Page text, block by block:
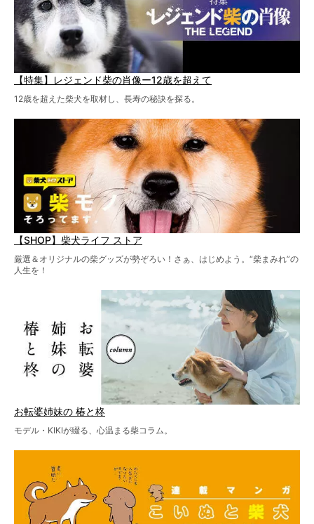
【特集】レジェンド柴の肖像ー12歳を超えて
12歳を超えた柴犬を取材し、長寿の秘訣を探る。
【SHOP】柴犬ライフ ストア
厳選＆オリジナルの柴グッズが勢ぞろい！さぁ、はじめよう。“柴まみれ”の
人生を！
お転婆姉妹の 椿と柊
モデル・KIKIが綴る、心温まる柴コラム。